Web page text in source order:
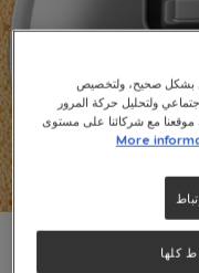
بشكل صحيح، ولتخصيص
ولتحليل حركة المرور
مع شركائنا على مستوى
More
كلها